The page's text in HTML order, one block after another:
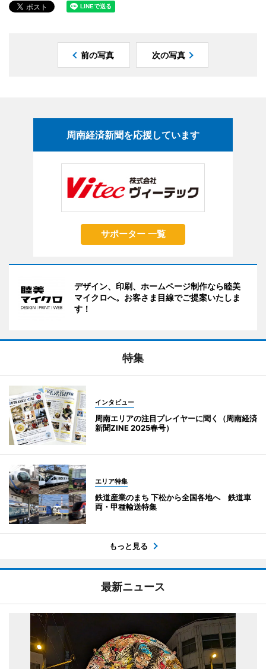
前の写真 次の写真
周南経済新聞を応援しています
サポーター 一覧
デザイン、印刷、ホームページ制作なら睦美
マイクロへ。お客さま目線でご提案いたしま
す！
特集
インタビュー
周南エリアの注目プレイヤーに聞く（周南経済
新聞ZINE 2025春号）
エリア特集
鉄道産業のまち 下松から全国各地へ 鉄道車
両・甲種輸送特集
もっと見る
最新ニュース